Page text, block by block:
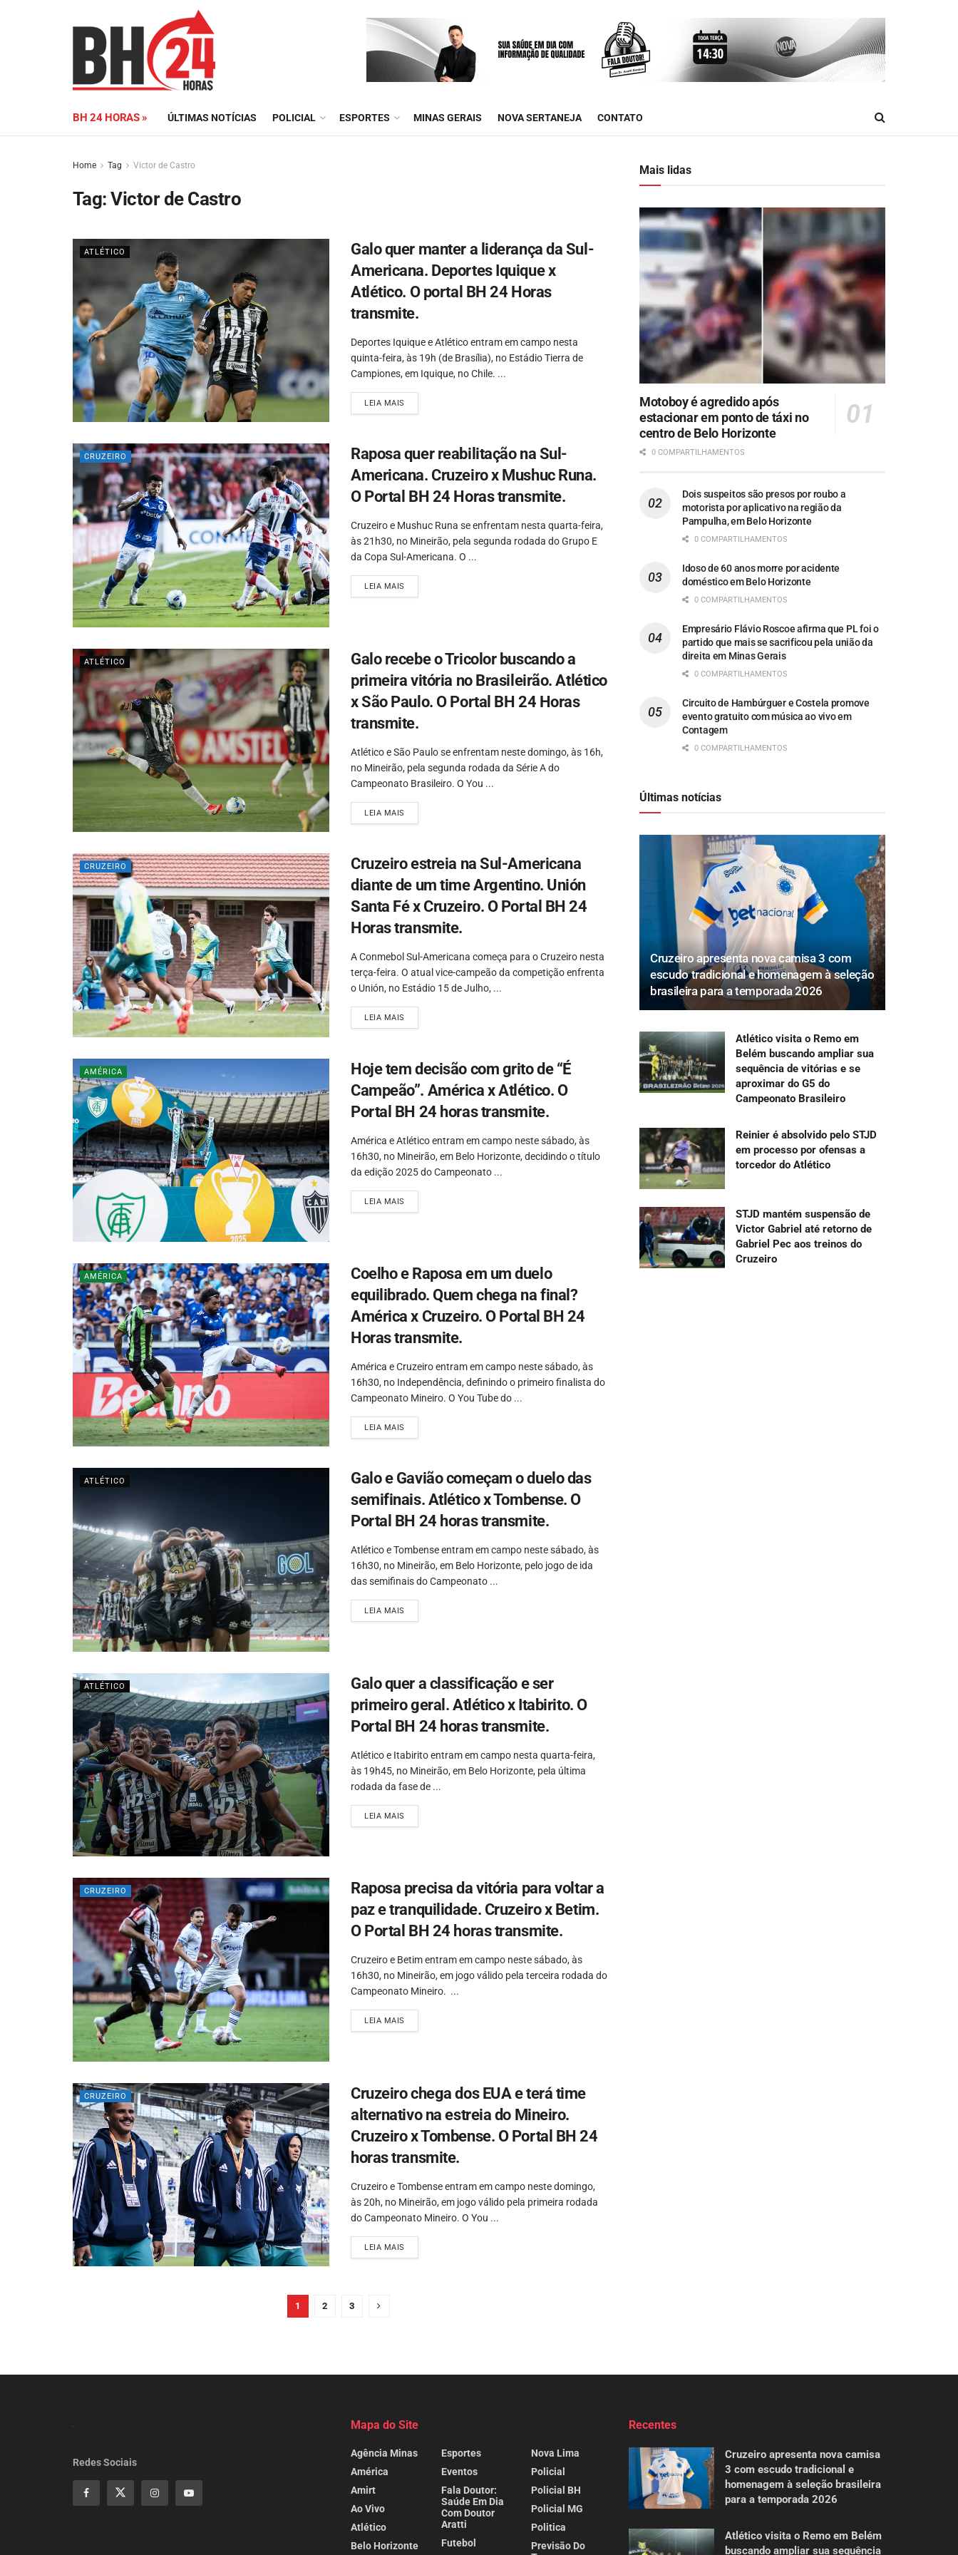
BH 24 HORAS » ÚLTIMAS NOTÍCIAS POLICIAL ESPORTES MINAS GERAIS NOVA SERTANEJA CONTATO
Home Tag Victor de Castro
Tag:Victor de Castro
ATLÉTICO
Galo quer manter a liderança da Sul-
Americana. Deportes Iquique x
Atlético. O portal BH 24 Horas
transmite.
Deportes Iquique e Atlético entram em campo nesta
quinta-feira, às 19h (de Brasília), no Estádio Tierra de
Campiones, em Iquique, no Chile. ...
LEIA MAIS
CRUZEIRO
Raposa quer reabilitação na Sul-
Americana. Cruzeiro x Mushuc Runa.
O Portal BH 24 Horas transmite.
Cruzeiro e Mushuc Runa se enfrentam nesta quarta-feira,
às 21h30, no Mineirão, pela segunda rodada do Grupo E
da Copa Sul-Americana. O ...
LEIA MAIS
ATLÉTICO
Galo recebe o Tricolor buscando a
primeira vitória no Brasileirão. Atlético
x São Paulo. O Portal BH 24 Horas
transmite.
Atlético e São Paulo se enfrentam neste domingo, às 16h,
no Mineirão, pela segunda rodada da Série A do
Campeonato Brasileiro. O You ...
LEIA MAIS
CRUZEIRO
Cruzeiro estreia na Sul-Americana
diante de um time Argentino. Unión
Santa Fé x Cruzeiro. O Portal BH 24
Horas transmite.
A Conmebol Sul-Americana começa para o Cruzeiro nesta
terça-feira. O atual vice-campeão da competição enfrenta
o Unión, no Estádio 15 de Julho, ...
LEIA MAIS
AMÉRICA
Hoje tem decisão com grito de “É
Campeão”. América x Atlético. O
Portal BH 24 horas transmite.
América e Atlético entram em campo neste sábado, às
16h30, no Mineirão, em Belo Horizonte, decidindo o título
da edição 2025 do Campeonato ...
LEIA MAIS
AMÉRICA
Coelho e Raposa em um duelo
equilibrado. Quem chega na final?
América x Cruzeiro. O Portal BH 24
Horas transmite.
América e Cruzeiro entram em campo neste sábado, às
16h30, no Independência, definindo o primeiro finalista do
Campeonato Mineiro. O You Tube do ...
LEIA MAIS
ATLÉTICO
Galo e Gavião começam o duelo das
semifinais. Atlético x Tombense. O
Portal BH 24 horas transmite.
Atlético e Tombense entram em campo neste sábado, às
16h30, no Mineirão, em Belo Horizonte, pelo jogo de ida
das semifinais do Campeonato ...
LEIA MAIS
ATLÉTICO
Galo quer a classificação e ser
primeiro geral. Atlético x Itabirito. O
Portal BH 24 horas transmite.
Atlético e Itabirito entram em campo nesta quarta-feira,
às 19h45, no Mineirão, em Belo Horizonte, pela última
rodada da fase de ...
LEIA MAIS
CRUZEIRO
Raposa precisa da vitória para voltar a
paz e tranquilidade. Cruzeiro x Betim.
O Portal BH 24 horas transmite.
Cruzeiro e Betim entram em campo neste sábado, às
16h30, no Mineirão, em jogo válido pela terceira rodada do
Campeonato Mineiro. ...
LEIA MAIS
CRUZEIRO
Cruzeiro chega dos EUA e terá time
alternativo na estreia do Mineiro.
Cruzeiro x Tombense. O Portal BH 24
horas transmite.
Cruzeiro e Tombense entram em campo neste domingo,
às 20h, no Mineirão, em jogo válido pela primeira rodada
do Campeonato Mineiro. O You ...
LEIA MAIS
1 2 3
Mais lidas
Motoboy é agredido após
estacionar em ponto de táxi no
centro de Belo Horizonte
0 COMPARTILHAMENTOS
Dois suspeitos são presos por roubo a
motorista por aplicativo na região da
Pampulha, em Belo Horizonte
0 COMPARTILHAMENTOS
Idoso de 60 anos morre por acidente
doméstico em Belo Horizonte
0 COMPARTILHAMENTOS
Empresário Flávio Roscoe afirma que PL foi o
partido que mais se sacrificou pela união da
direita em Minas Gerais
0 COMPARTILHAMENTOS
Circuito de Hambúrguer e Costela promove
evento gratuito com música ao vivo em
Contagem
0 COMPARTILHAMENTOS
Últimas notícias
Cruzeiro apresenta nova camisa 3 com
escudo tradicional e homenagem à seleção
brasileira para a temporada 2026
Atlético visita o Remo em
Belém buscando ampliar sua
sequência de vitórias e se
aproximar do G5 do
Campeonato Brasileiro
Reinier é absolvido pelo STJD
em processo por ofensas a
torcedor do Atlético
STJD mantém suspensão de
Victor Gabriel até retorno de
Gabriel Pec aos treinos do
Cruzeiro
Redes Sociais
Mapa do Site
Agência Minas
América
Amirt
Ao Vivo
Atlético
Belo Horizonte
Esportes
Eventos
Fala Doutor:
Saúde Em Dia
Com Doutor
Aratti
Futebol
Nova Lima
Policial
Policial BH
Policial MG
Politica
Previsão Do
Recentes
Cruzeiro apresenta nova camisa
3 com escudo tradicional e
homenagem à seleção brasileira
para a temporada 2026
Atlético visita o Remo em Belém
buscando ampliar sua sequência